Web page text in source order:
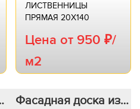
ЛИСТВЕННИЦЫ
ПРЯМАЯ 20Х140
Цена от 950 ₽/
м2
Фасадная доска из